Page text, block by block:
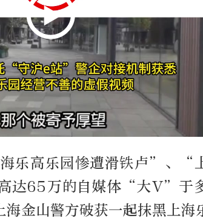
乐高乐园惨遭滑铁卢”、“
达65万的自媒体“大V”于
海金山警方破获一起抹黑上海